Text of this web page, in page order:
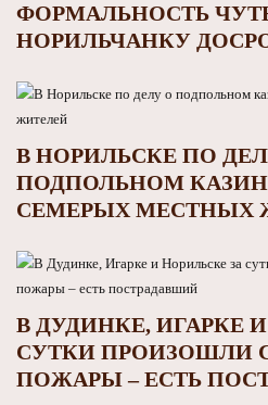
ФОРМАЛЬНОСТЬ
НОРИЛЬЧАНКУ
В НОРИЛЬСКЕ ПО
ПОДПОЛЬНОМ
СЕМЕРЫХ МЕСТНЫХ
В ДУДИНКЕ, ИГАРКЕ
СУТКИ ПРОИЗОШЛИ
ПОЖАРЫ – ЕСТЬ